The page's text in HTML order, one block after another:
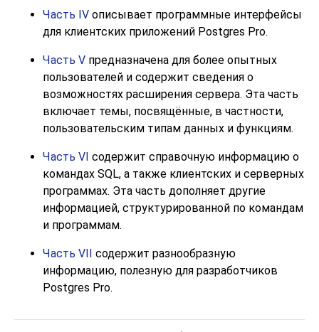
Часть IV описывает программные интерфейсы
для клиентских приложений Postgres Pro.
Часть V предназначена для более опытных
пользователей и содержит сведения о
возможностях расширения сервера. Эта часть
включает темы, посвящённые, в частности,
пользовательским типам данных и функциям.
Часть VI содержит справочную информацию о
командах SQL, а также клиентских и серверных
программах. Эта часть дополняет другие
информацией, структурированной по командам
и программам.
Часть VII содержит разнообразную
информацию, полезную для разработчиков
Postgres Pro.